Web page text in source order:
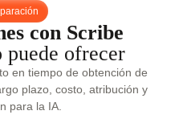
con Scribe
ofrecer
en tiempo de obtención de
plazo, costo, atribución y
para la IA.